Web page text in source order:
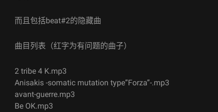
而且包括beat#2的隐藏曲
曲目列表（红字为有问题的曲子）
2 tribe 4 K.mp3
Anisakis -somatic mutation type”Forza”-.mp3
avant-guerre.mp3
Be OK.mp3